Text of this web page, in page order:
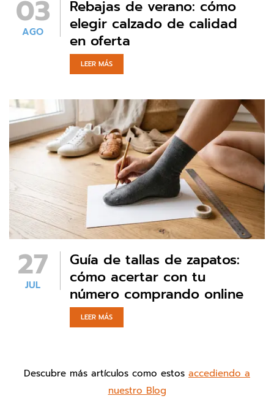
03
AGO
Rebajas de verano: cómo
elegir calzado de calidad
en oferta
LEER MÁS
27
JUL
Guía de tallas de zapatos:
cómo acertar con tu
número comprando online
LEER MÁS
Descubre más artículos como estos accediendo a
nuestro Blog